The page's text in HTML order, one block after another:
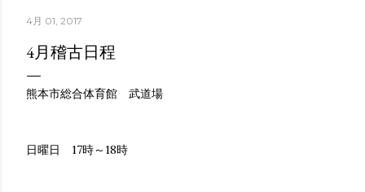
4月 01, 2017
4月稽古日程
熊本市総合体育館 武道場
日曜日 17時～18時